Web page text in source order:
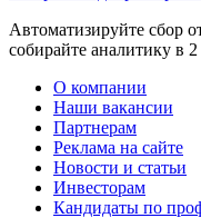
Автоматизируйте сбор
собирайте аналитику в
О компании
Наши вакансии
Партнерам
Реклама на сайте
Новости и статьи
Инвесторам
Кандидаты по